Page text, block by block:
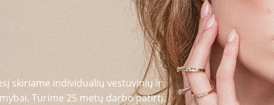
skiriame individualių vestuvinių ir
Turime 25 metų darbo patirtį.